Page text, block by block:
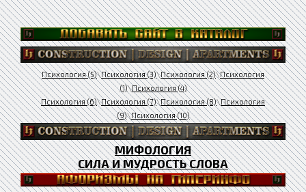
Психология (5)\Психология (3)\Психология (2)\Психология
(1)\Психология (4)
Психология (6)\Психология (7)\Психология (8)\Психология
(9)\Психология (10)
МИФОЛОГИЯ
СИЛА И МУДРОСТЬ СЛОВА